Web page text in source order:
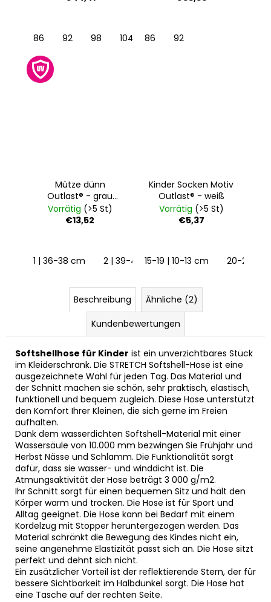
86 92 98 104 110 116
86 92
Mütze dünn
Outlast® - grau
meliert
Vorrätig (>5 St)
€13,52
1 | 36-38 cm 2 | 39-41 cm 3 | 42-44 cm
Kinder Socken Motiv
Outlast® - weiß
Vorrätig (>5 St)
€5,37
15-19 | 10-13 cm 20-24 |
Beschreibung
Ähnliche (2)
Kundenbewertungen
Softshellhose für Kinder ist ein unverzichtbares Stück
im Kleiderschrank. Die STRETCH Softshell-Hose ist eine
ausgezeichnete Wahl für jeden Tag. Das Material und
der Schnitt machen sie schön, sehr praktisch, elastisch,
funktionell und bequem zugleich. Diese Hose unterstützt
den Komfort Ihrer Kleinen, die sich gerne im Freien
aufhalten.
Dank dem wasserdichten Softshell-Material mit einer
Wassersäule von 10.000 mm bezwingen Sie Frühjahr und
Herbst Nässe und Schlamm. Die Funktionalität sorgt
dafür, dass sie wasser- und winddicht ist. Die
Atmungsaktivität der Hose beträgt 3 000 g/m2.
Ihr Schnitt sorgt für einen bequemen Sitz und hält den
Körper warm und trocken. Die Hose ist für Sport und
Alltag geeignet. Die Hose kann bei Bedarf mit einem
Kordelzug mit Stopper heruntergezogen werden. Das
Material schränkt die Bewegung des Kindes nicht ein,
seine angenehme Elastizität passt sich an. Die Hose sitzt
perfekt und dehnt sich nicht.
Ein zusätzlicher Vorteil ist der reflektierende Stern, der für
bessere Sichtbarkeit im Halbdunkel sorgt. Die Hose hat
eine Tasche auf der rechten Seite.